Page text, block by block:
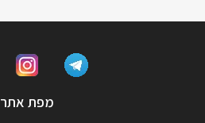
מפת אתר